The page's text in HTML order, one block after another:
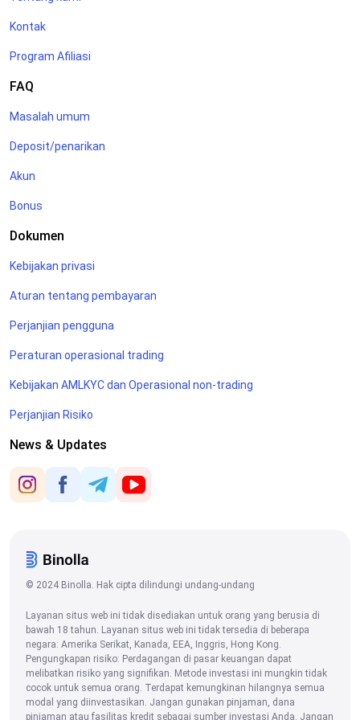
Kontak
Program Afiliasi
FAQ
Masalah umum
Deposit/penarikan
Akun
Bonus
Dokumen
Kebijakan privasi
Aturan tentang pembayaran
Perjanjian pengguna
Peraturan operasional trading
Kebijakan AMLKYC dan Operasional non-trading
Perjanjian Risiko
News & Updates
© 2024 Binolla. Hak cipta dilindungi undang-undang
Layanan situs web ini tidak disediakan untuk orang yang berusia di
bawah 18 tahun. Layanan situs web ini tidak tersedia di beberapa
negara: Amerika Serikat, Kanada, EEA, Inggris, Hong Kong.
Pengungkapan risiko: Perdagangan di pasar keuangan dapat
melibatkan risiko yang signifikan. Metode investasi ini mungkin tidak
cocok untuk semua orang. Terdapat kemungkinan hilangnya semua
modal yang diinvestasikan. Jangan gunakan pinjaman, dana
pinjaman atau fasilitas kredit sebagai sumber investasi Anda. Jangan